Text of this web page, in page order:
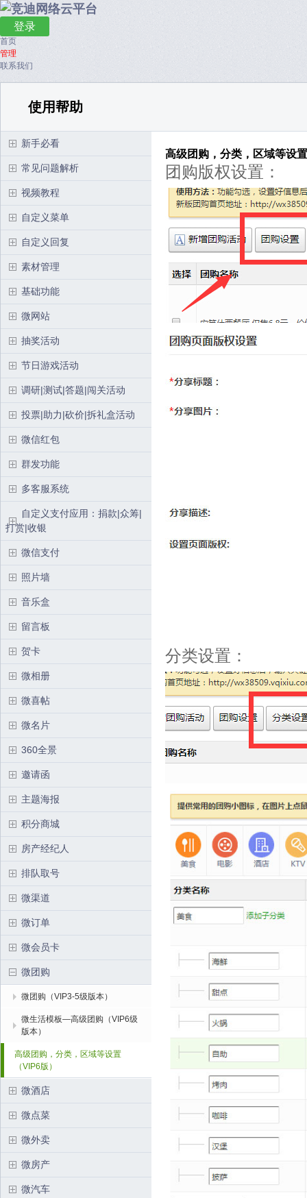
登录
首页
管理
联系我们
使用帮助
新手必看
常见问题解析
视频教程
自定义菜单
自定义回复
素材管理
基础功能
微网站
抽奖活动
节日游戏活动
调研|测试|答题|闯关活动
投票|助力|砍价|拆礼盒活动
微信红包
群发功能
多客服系统
自定义支付应用：捐款|众筹|
打赏|收银
微信支付
照片墙
音乐盒
留言板
贺卡
微相册
微喜帖
微名片
360全景
邀请函
主题海报
积分商城
房产经纪人
排队取号
微渠道
微订单
微会员卡
微团购
微团购（VIP3-5级版本）
微生活模板—高级团购（VIP6级
版本）
高级团购，分类，区域等设置
（VIP6版）
微酒店
微点菜
微外卖
微房产
微汽车
高级团购，分类，区域等设
团购版权设置：
分类设置：